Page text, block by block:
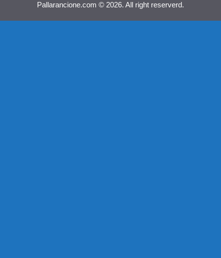
Pallarancione.com © 2026. All right reserverd.